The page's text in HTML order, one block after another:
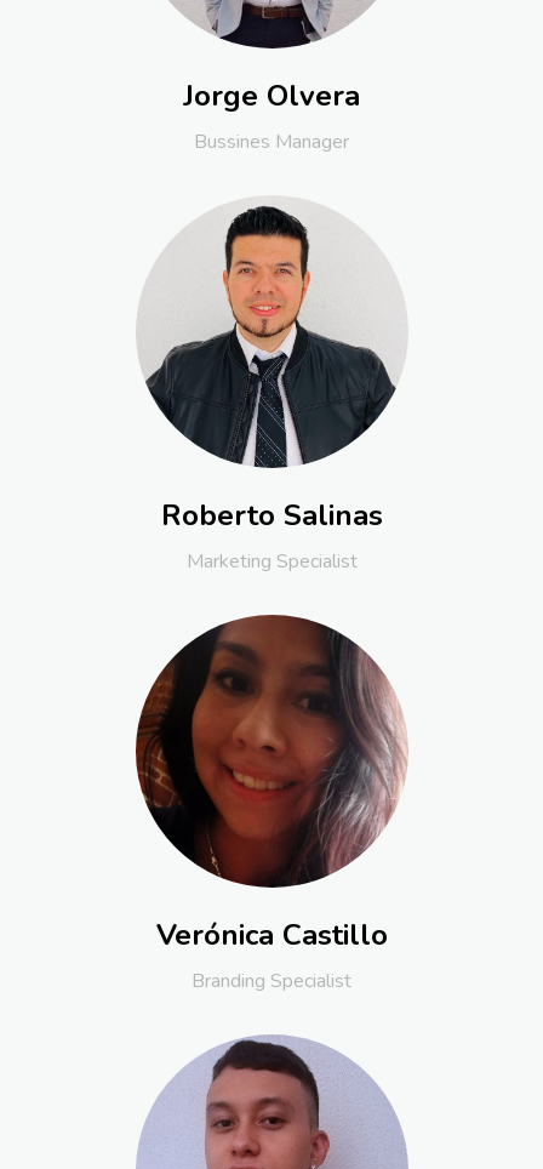
Jorge Olvera
Bussines Manager
Roberto Salinas
Marketing Specialist
Verónica Castillo
Branding Specialist